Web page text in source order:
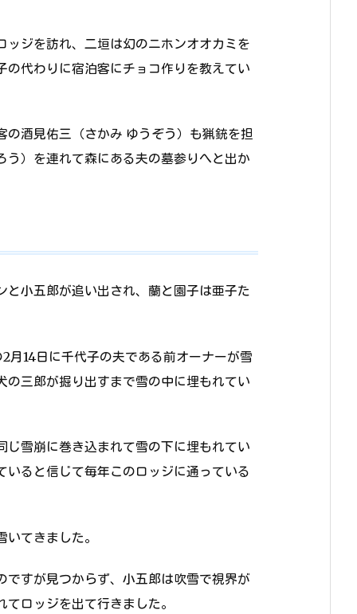
ジを訪れ、二垣は幻のニホンオオカミを
代わりに宿泊客にチョコ作りを教えてい
酒見佑三（さかみ ゆうぞう）も猟銃を担
）を連れて森にある夫の墓参りへと出か
小五郎が追い出され、蘭と園子は亜子た
月14日に千代子の夫である前オーナーが雪
三郎が掘り出すまで雪の中に埋もれてい
雪崩に巻き込まれて雪の下に埋もれてい
ると信じて毎年このロッジに通っている
てきました。
すが見つからず、小五郎は吹雪で視界が
ロッジを出て行きました。